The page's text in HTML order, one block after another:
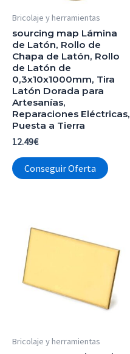
Bricolaje y herramientas
sourcing map Lámina
de Latón, Rollo de
Chapa de Latón, Rollo
de Latón de
0,3x10x1000mm, Tira
Latón Dorada para
Artesanías,
Reparaciones Eléctricas,
Puesta a Tierra
12.49€
Conseguir Oferta
Bricolaje y herramientas